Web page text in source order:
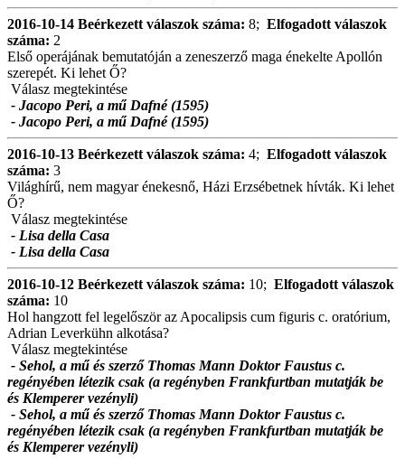
2016-10-14 Beérkezett válaszok száma: 8; Elfogadott válaszok
száma: 2
Első operájának bemutatóján a zeneszerző maga énekelte Apollón
szerepét. Ki lehet Ő?
Válasz megtekintése
- Jacopo Peri, a mű Dafné (1595)
- Jacopo Peri, a mű Dafné (1595)
2016-10-13 Beérkezett válaszok száma: 4; Elfogadott válaszok
száma: 3
Világhírű, nem magyar énekesnő, Házi Erzsébetnek hívták. Ki lehet
Ő?
Válasz megtekintése
- Lisa della Casa
- Lisa della Casa
2016-10-12 Beérkezett válaszok száma: 10; Elfogadott válaszok
száma: 10
Hol hangzott fel legelőször az Apocalipsis cum figuris c. oratórium,
Adrian Leverkühn alkotása?
Válasz megtekintése
- Sehol, a mű és szerző Thomas Mann Doktor Faustus c.
regényében létezik csak (a regényben Frankfurtban mutatják be
és Klemperer vezényli)
- Sehol, a mű és szerző Thomas Mann Doktor Faustus c.
regényében létezik csak (a regényben Frankfurtban mutatják be
és Klemperer vezényli)